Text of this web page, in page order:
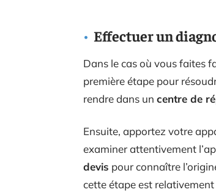
Effectuer un
Dans le cas où vous faites
première étape pour
rendre dans un centre de
Ensuite, apportez votre
examiner attentivement
devis pour connaître
cette étape est